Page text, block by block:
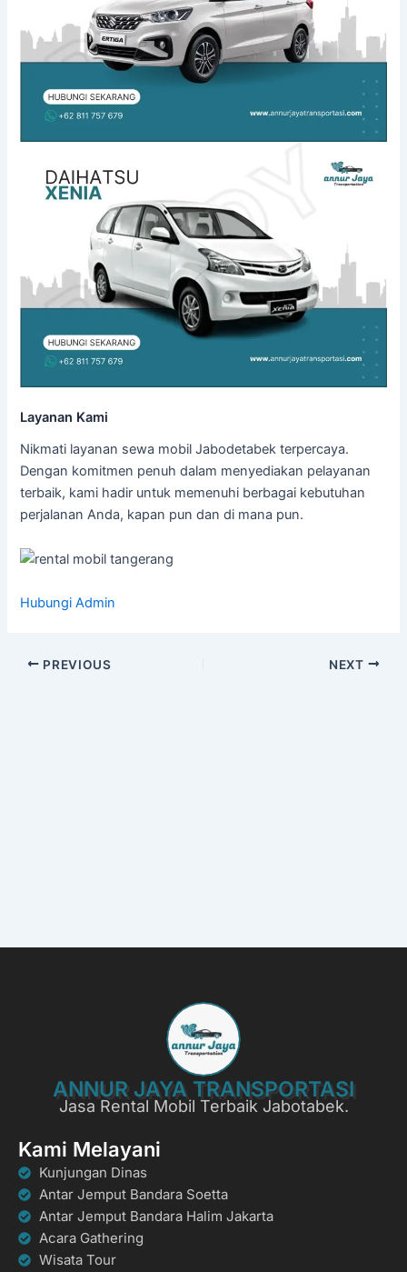
Layanan Kami
Nikmati layanan sewa mobil Jabodetabek terpercaya.
Dengan komitmen penuh dalam menyediakan pelayanan
terbaik, kami hadir untuk memenuhi berbagai kebutuhan
perjalanan Anda, kapan pun dan di mana pun.
Hubungi Admin
PREVIOUS NEXT
ANNUR JAYA TRANSPORTASI
Jasa Rental Mobil Terbaik Jabotabek.
Kami Melayani
Kunjungan Dinas
Antar Jemput Bandara Soetta
Antar Jemput Bandara Halim Jakarta
Acara Gathering
Wisata Tour